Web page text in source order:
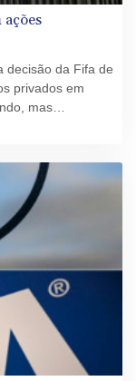
ações
decisão da Fifa de
privados em
mas
da